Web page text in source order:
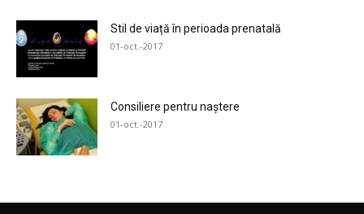
Stil de viață în perioada prenatală
01-oct.-2017
Consiliere pentru naștere
01-oct.-2017